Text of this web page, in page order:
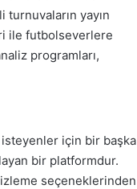
yayın
ile futbolseverlere
programları,
isteyenler için bir başka
bir platformdur.
izleme seçeneklerinden